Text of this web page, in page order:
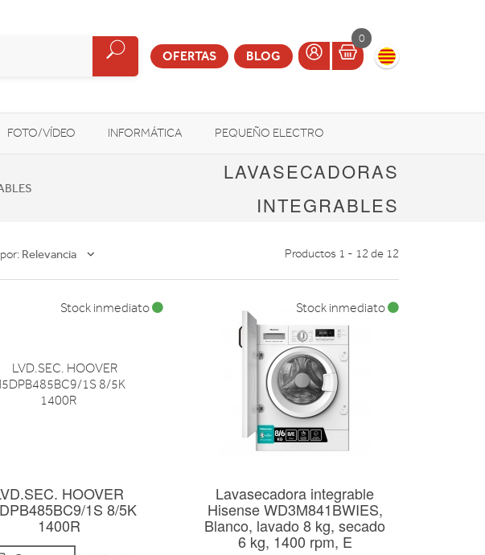
OFERTAS BLOG
0
FOTO/VÍDEO INFORMÁTICA PEQUEÑO ELECTRO
LAVASECADORAS
INTEGRABLES
Relevancia Productos 1 - 12 de 12
HOOVER
1S 8/5K
1400R
Stock inmediato
Lavasecadora integrable
Hisense WD3M841BWIES,
Blanco, lavado 8 kg, secado
6 kg, 1400 rpm, E
Stock inmediato